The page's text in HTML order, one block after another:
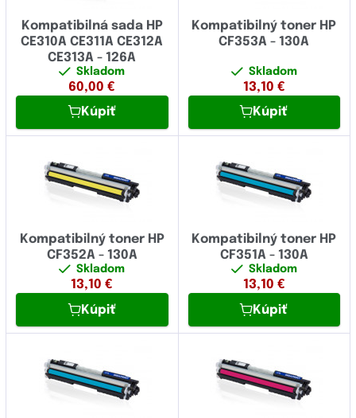
Kompatibilná sada HP
CE310A CE311A CE312A
CE313A - 126A
Skladom
60,00 €
Kúpiť
Kompatibilný toner HP
CF353A - 130A
Skladom
13,10 €
Kúpiť
Kompatibilný toner HP
CF352A - 130A
Skladom
13,10 €
Kúpiť
Kompatibilný toner HP
CF351A - 130A
Skladom
13,10 €
Kúpiť